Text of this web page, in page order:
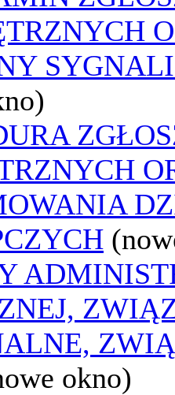
okno)